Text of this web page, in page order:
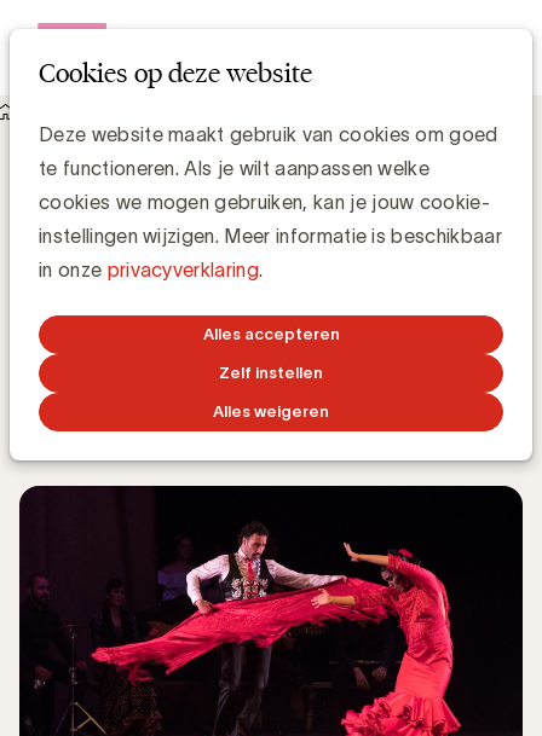
Cookies op deze website
Deze website maakt gebruik van cookies om goed
te functioneren. Als je wilt aanpassen welke
cookies we mogen gebruiken, kan je jouw cookie-
instellingen wijzigen. Meer informatie is beschikbaar
in onze privacyverklaring.
Alles accepteren
Zelf instellen
Alles weigeren
7 gratis duotickets voor Carmen van Bizet, een oogstrelend
dansfestijn in Gent op 2 oktober
7 gratis duotickets voor Carmen van
Bizet, een oogstrelend dansfestijn in
Gent op 2 oktober
Kristin Hannon, UBA
27 AUGUSTUS 2018